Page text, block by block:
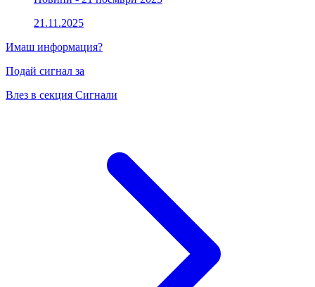
21.11.2025
Имаш информация?
Подай сигнал за
Влез в секция Сигнали